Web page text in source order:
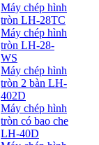
Máy chép hình
tròn LH-28TC
Máy chép hình
tròn LH-28-
WS
Máy chép hình
tròn 2 bàn LH-
402D
Máy chép hình
tròn có bao che
LH-40D